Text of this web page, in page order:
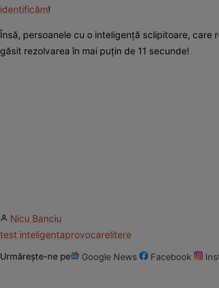
identificăm!
Însă, persoanele cu o inteligență sclipitoare,
găsit rezolvarea în mai puțin de 11 secunde!
Nicu Banciu
test inteligentaprovocarelitere
Urmărește-ne pe Google News Facebook